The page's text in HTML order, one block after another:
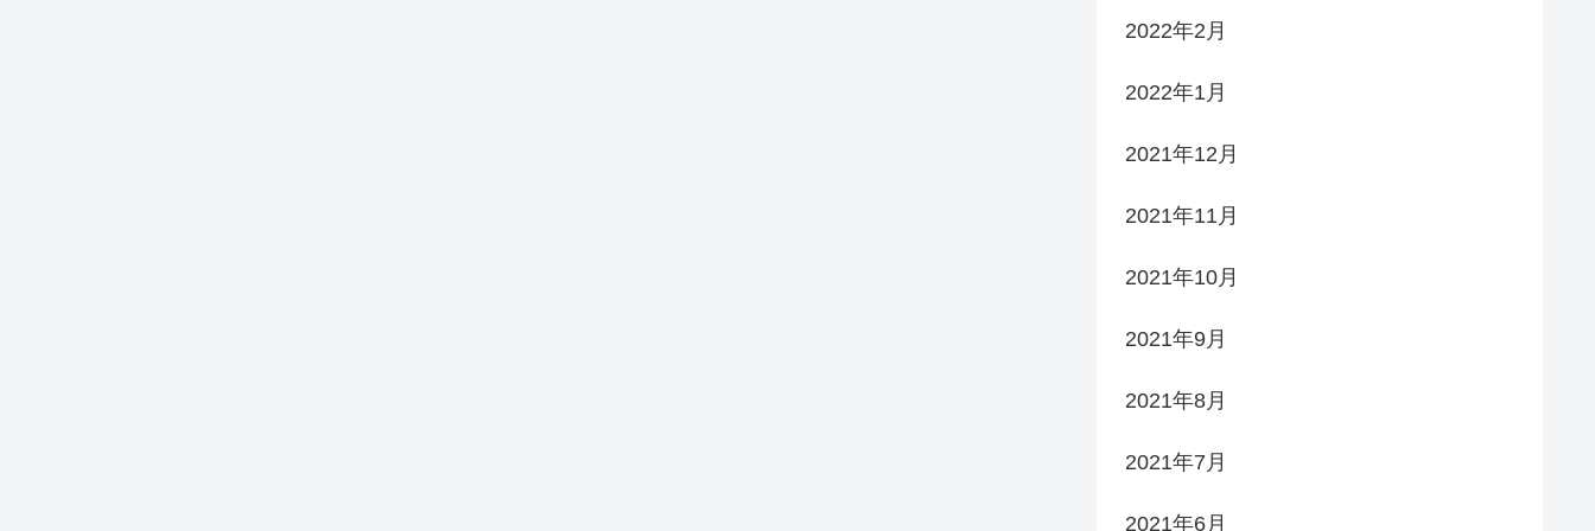
2022年2月
2022年1月
2021年12月
2021年11月
2021年10月
2021年9月
2021年8月
2021年7月
2021年6月